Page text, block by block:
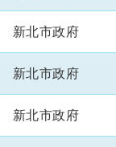
新北市政府
新北市政府
新北市政府